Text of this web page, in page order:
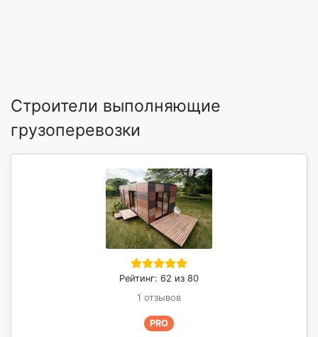
Строители выполняющие
грузоперевозки
Рейтинг: 62 из 80
1 отзывов
PRO